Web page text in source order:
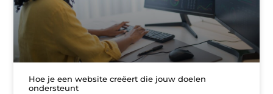
Hoe je een website creëert die jouw doelen
ondersteunt